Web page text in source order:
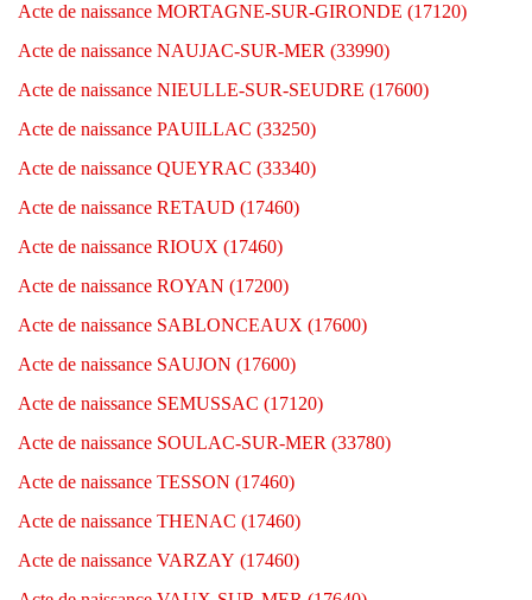
Acte de naissance MORTAGNE-SUR-GIRONDE (17120)
Acte de naissance NAUJAC-SUR-MER (33990)
Acte de naissance NIEULLE-SUR-SEUDRE (17600)
Acte de naissance PAUILLAC (33250)
Acte de naissance QUEYRAC (33340)
Acte de naissance RETAUD (17460)
Acte de naissance RIOUX (17460)
Acte de naissance ROYAN (17200)
Acte de naissance SABLONCEAUX (17600)
Acte de naissance SAUJON (17600)
Acte de naissance SEMUSSAC (17120)
Acte de naissance SOULAC-SUR-MER (33780)
Acte de naissance TESSON (17460)
Acte de naissance THENAC (17460)
Acte de naissance VARZAY (17460)